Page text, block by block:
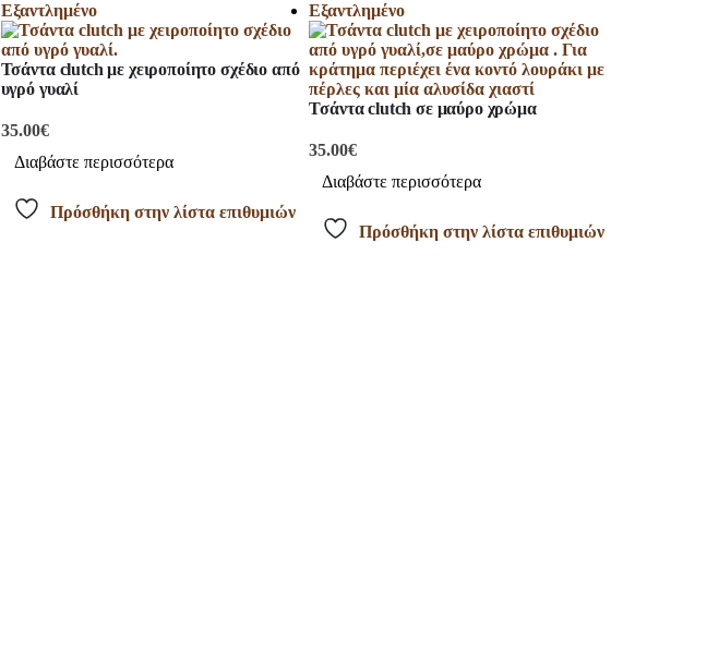
Εξαντλημένο
Τσάντα clutch με χειροποίητο σχέδιο από
υγρό γυαλί
35.00€
Διαβάστε περισσότερα
Πρόσθήκη στην λίστα επιθυμιών
Εξαντλημένο
Τσάντα clutch σε μαύρο χρώμα
35.00€
Διαβάστε περισσότερα
Πρόσθήκη στην λίστα επιθυμιών